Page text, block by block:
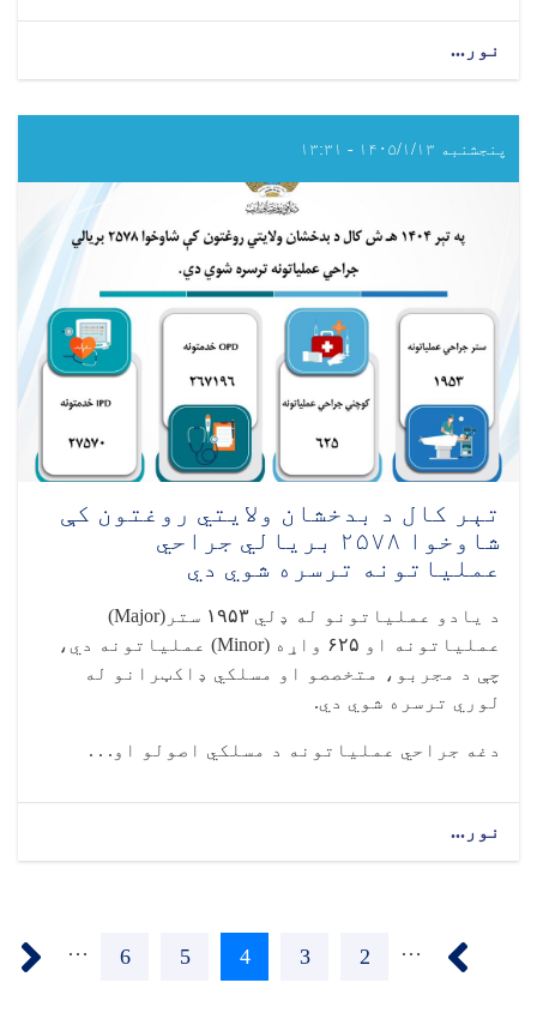
نور...
۱۴۰۴
هـ
د
ولایتي
روغتون
شاوخوا
بریالي
جراحي
عملیاتونه
ترسره
شوي
پنجشنبه ۱۴۰۵/۱/۱۳ - ۱۳:۳۱
تېر کال د بدخشان ولایتي روغتون کې
شاوخوا ۲۵۷۸ بریالي جراحي
عملیاتونه ترسره شوي دي
د یادو عملیاتونو له ډلي ۱۹۵۳ ستر (Major)
عملیاتونه او ۶۲۵ واړه (Minor) عملیاتونه دي،
چې د مجربو، متخصصو او مسلکي ډاکټرانو له
لوري ترسره شوي دي.
دغه جراحي عملیاتونه د مسلکي اصولو او. . .
نور...
ولایتي
… پاڼه
2 پاڼه
3
اوسنی
4 پاڼه
5 پاڼه
6
…